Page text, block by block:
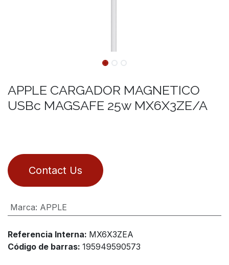
APPLE CARGADOR MAGNETICO
USBc MAGSAFE 25w MX6X3ZE/A
Contact Us
Marca: APPLE
Referencia Interna: MX6X3ZEA
Código de barras: 195949590573